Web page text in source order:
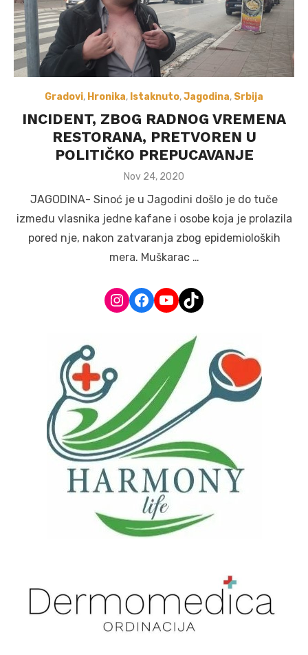
Gradovi, Hronika, Istaknuto,Jagodina, Srbija
INCIDENT, ZBOG RADNOG VREMENA
RESTORANA, PRETVOREN U
POLITIČKO PREPUCAVANJE
Posted
Nov 24, 2020
JAGODINA- Sinoć je u Jagodini došlo je do tuče
između vlasnika jedne kafane i osobe koja je prolazila
pored nje, nakon zatvaranja zbog epidemioloških
mera. Muškarac …
Instagram
Facebook
YouTube
TikTok